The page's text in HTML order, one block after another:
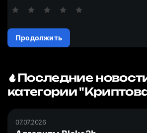
Продолжить
Последние
категории
07.07.2026